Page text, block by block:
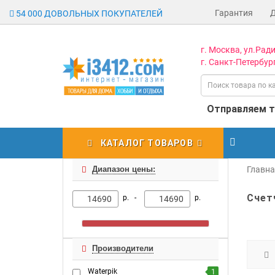
54 000 ДОВОЛЬНЫХ ПОКУПАТЕЛЕЙ Гарантия
г. Москва,
г. Санкт-
Отправляем
КАТАЛОГ ТОВАРОВ
Диапазон цены:
р. - р.
Производители
Waterpik 1